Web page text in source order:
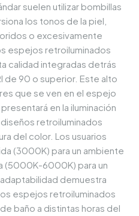
suelen utilizar bombillas
los tonos de la piel,
o excesivamente
espejos retroiluminados
calidad integradas detrás
de 90 o superior. Este alto
que se ven en el espejo
en la iluminación
retroiluminados
del color. Los usuarios
(3000K) para un ambiente
(5000K-6000K) para un
demuestra
espejos retroiluminados
baño a distintas horas del